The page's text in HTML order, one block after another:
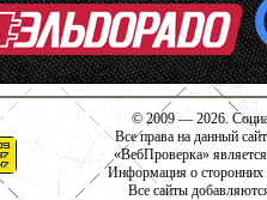
© 2009 — 2026.
Все права на данный
«ВебПроверка»
Информация о сторонних
Все сайты